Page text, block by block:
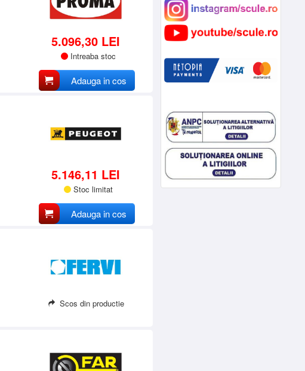
5.096,30 LEI
Intreaba stoc
Adauga in cos
5.146,11 LEI
Stoc limitat
Adauga in cos
Scos din productie